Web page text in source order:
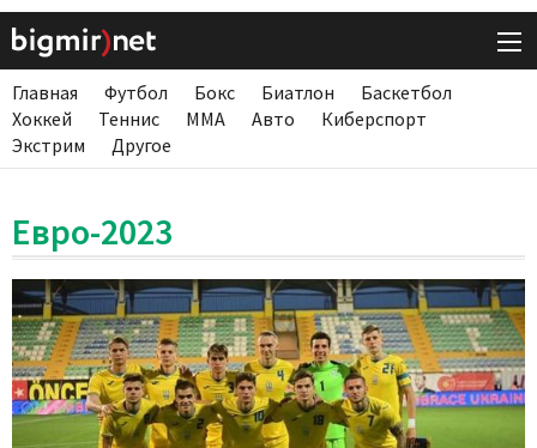
Главная Футбол Бокс Биатлон
Баскетбол
Хоккей
Теннис ММА Авто
Киберспорт
Экстрим
Другое
Евро-2023